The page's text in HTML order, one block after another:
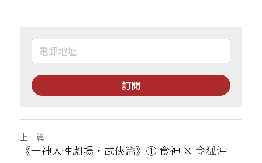
訂閱
上一篇
《十神人性劇場・武俠篇》① 食神 × 令狐沖